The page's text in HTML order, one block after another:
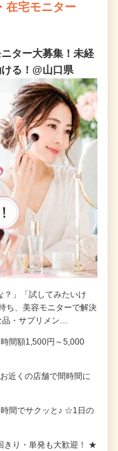
在宅モニター
ター大募集！未経
る！@山口県
？」「試してみたいけ
ち、美容モニターで解決
品・サプリメン…
間額1,500円～5,000
近くの店舗で間時間に
間でサクッと♪ ☆1日の
きり・単発も大歓迎！ ★